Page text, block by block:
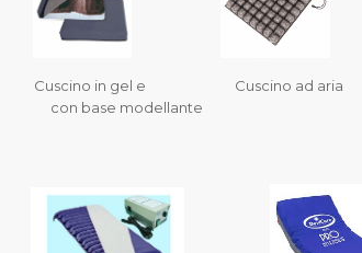
in gel e Cuscino ad aria
base modellante